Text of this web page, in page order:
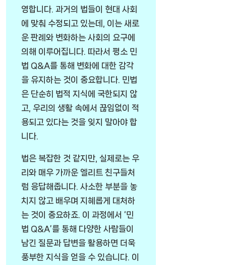
영합니다. 과거의 법들이 현대 사회
에 맞춰 수정되고 있는데, 이는 새로
운 판례와 변화하는 사회의 요구에
의해 이루어집니다. 따라서 평소 민
법 Q&A를 통해 변화에 대한 감각
을 유지하는 것이 중요합니다. 민법
은 단순히 법적 지식에 국한되지 않
고, 우리의 생활 속에서 끊임없이 적
용되고 있다는 것을 잊지 말아야 합
니다.
법은 복잡한 것 같지만, 실제로는 우
리와 매우 가까운 엘리트 친구들처
럼 응답해줍니다. 사소한 부분을 놓
치지 않고 배우며 지혜롭게 대처하
는 것이 중요하죠. 이 과정에서 ‘민
법 Q&A’를 통해 다양한 사람들이
남긴 질문과 답변을 활용하면 더욱
풍부한 지식을 얻을 수 있습니다. 이